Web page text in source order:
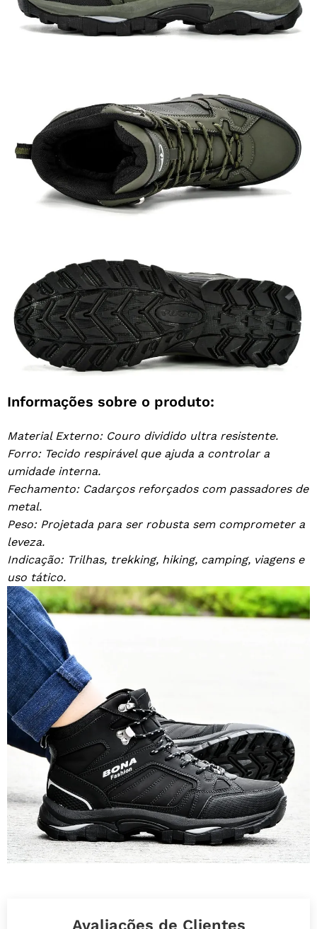
Informações sobre o produto:
Material Externo: Couro dividido ultra resistente.
Forro: Tecido respirável que ajuda a controlar a
umidade interna.
Fechamento: Cadarços reforçados com passadores de
metal.
Peso: Projetada para ser robusta sem comprometer a
leveza.
Indicação: Trilhas, trekking, hiking, camping, viagens e
uso tático.
Avaliações de Clientes